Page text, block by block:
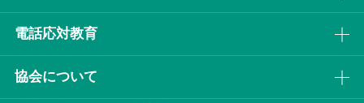
電話応対教育
協会について